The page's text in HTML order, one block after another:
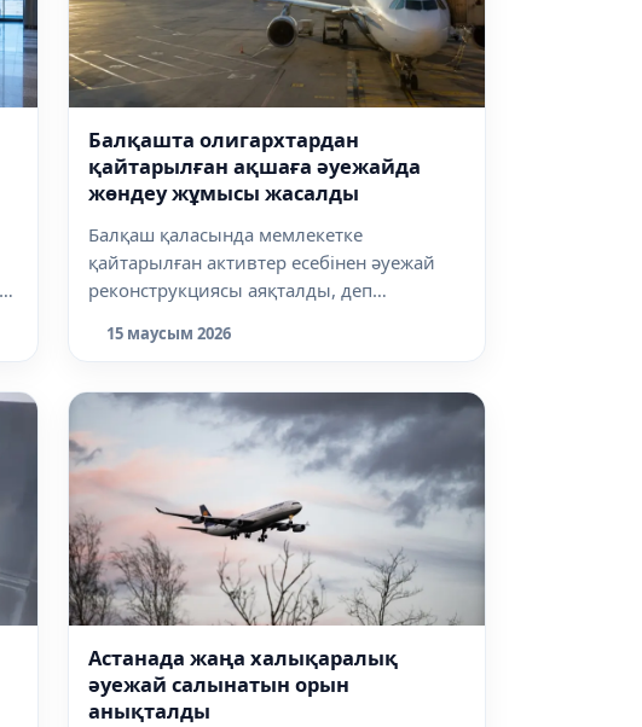
Балқашта олигархтардан
қайтарылған ақшаға әуежайда
жөндеу жұмысы жасалды
Балқаш қаласында мемлекетке
қайтарылған активтер есебінен әуежай
реконструкциясы аяқталды, деп
15 маусым 2026
Астанада жаңа халықаралық
әуежай салынатын орын
анықталды